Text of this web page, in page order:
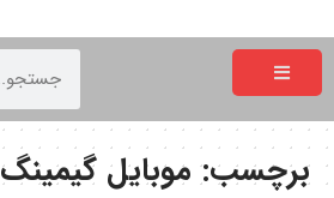
برچسب:موبایل گیمینگ